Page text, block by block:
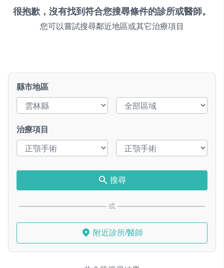
很抱歉，沒有找到符合您搜尋條件的診所或醫師。
您可以嘗試搜尋鄰近地區或其它治療項目
縣市地區
治療項目
搜尋
或
附近診所/醫師